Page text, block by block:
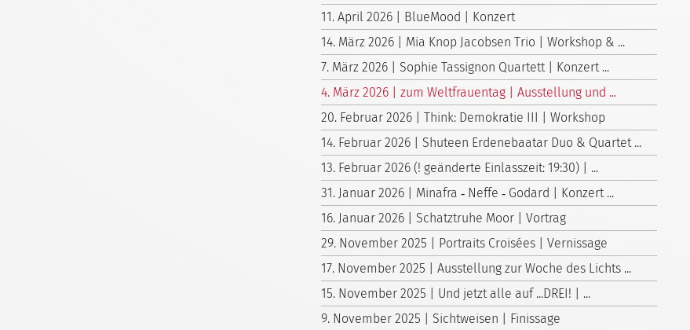
11. April 2026 | BlueMood | Konzert
14. März 2026 | Mia Knop Jacobsen Trio | Workshop & ...
7. März 2026 | Sophie Tassignon Quartett | Konzert ...
4. März 2026 | zum Weltfrauentag | Ausstellung und ...
20. Februar 2026 | Think: Demokratie III | Workshop
14. Februar 2026 | Shuteen Erdenebaatar Duo & Quartet ...
13. Februar 2026 (! geänderte Einlasszeit: 19:30) | ...
31. Januar 2026 | Minafra ‑ Neffe ‑ Godard | Konzert ...
16. Januar 2026 | Schatztruhe Moor | Vortrag
29. November 2025 | Portraits Croisées | Vernissage
17. November 2025 | Ausstellung zur Woche des Lichts ...
15. November 2025 | Und jetzt alle auf ...DREI! | ...
9. November 2025 | Sichtweisen | Finissage